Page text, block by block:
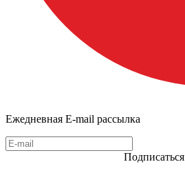
Ежедневная E-mail рассылка
Подписаться